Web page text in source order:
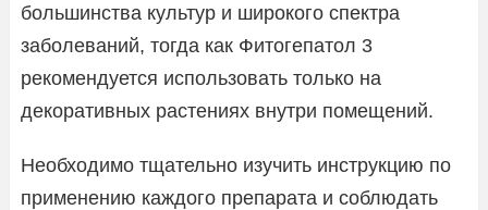
большинства культур и широкого спектра
заболеваний, тогда как Фитогепатол 3
рекомендуется использовать только на
декоративных растениях внутри помещений.
Необходимо тщательно изучить инструкцию по
применению каждого препарата и соблюдать